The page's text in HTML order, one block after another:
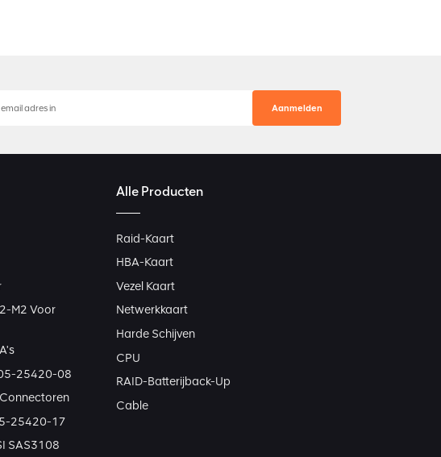
M2 Voor
25420-08
25420-17
SAS3108
Alle Producten
Raid-Kaart
HBA-Kaart
Vezel Kaart
Netwerkkaart
Harde Schijven
CPU
RAID-Batterijback-Up
Cable